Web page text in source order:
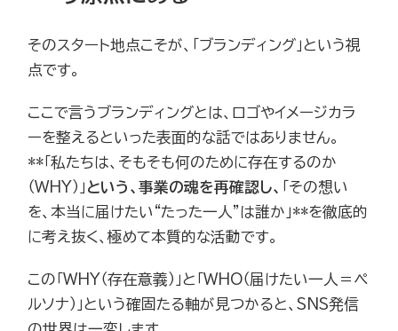
そのスタート地点こそが、「ブランディング」という視
点です。
ここで言うブランディングとは、ロゴやイメージカラ
ーを整えるといった表面的な話ではありません。
**「私たちは、そもそも何のために存在するのか
（WHY）」 という、事業の魂を再確認し、
「その想い
を、本当に届けたい“たった一人”は誰か」**を徹底的
に考え抜く、極めて本質的な活動です。
この「WHY（存在意義）」と「WHO（届けたい一人＝ペ
ルソナ）」という確固たる軸が見つかると、SNS発信